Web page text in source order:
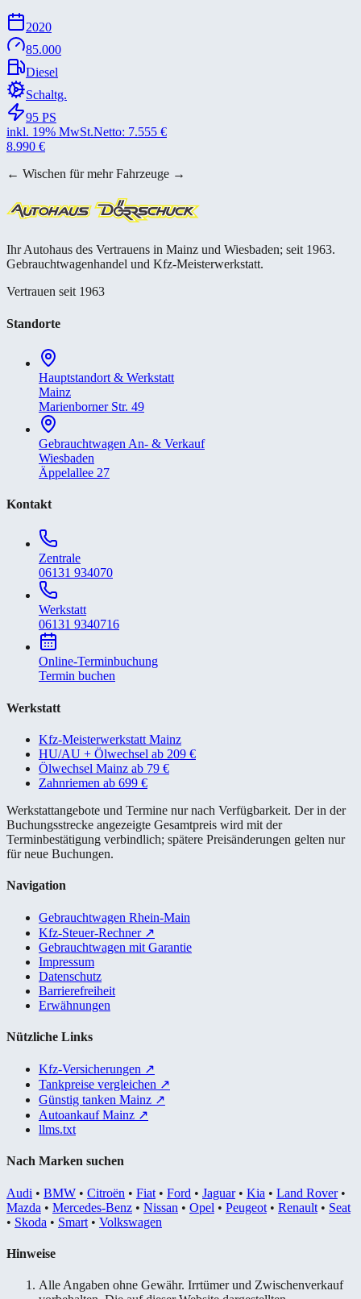
2020
85.000
Diesel
Schaltg.
95 PS
inkl. 19% MwSt.Netto: 7.555 €
8.990 €
← Wischen für mehr Fahrzeuge →
Ihr Autohaus des Vertrauens in Mainz und Wiesbaden; seit 1963.
Gebrauchtwagenhandel und Kfz-Meisterwerkstatt.
Vertrauen seit 1963
Standorte
Hauptstandort & Werkstatt
Mainz
Marienborner Str. 49
Gebrauchtwagen An- & Verkauf
Wiesbaden
Äppelallee 27
Kontakt
Zentrale
06131 934070
Werkstatt
06131 9340716
Online-Terminbuchung
Termin buchen
Werkstatt
Kfz-Meisterwerkstatt Mainz
HU/AU + Ölwechsel ab 209 €
Ölwechsel Mainz ab 79 €
Zahnriemen ab 699 €
Werkstattangebote und Termine nur nach Verfügbarkeit. Der in der
Buchungsstrecke angezeigte Gesamtpreis wird mit der
Terminbestätigung verbindlich; spätere Preisänderungen gelten nur
für neue Buchungen.
Navigation
Gebrauchtwagen Rhein-Main
Kfz-Steuer-Rechner ↗
Gebrauchtwagen mit Garantie
Impressum
Datenschutz
Barrierefreiheit
Erwähnungen
Nützliche Links
Kfz-Versicherungen ↗
Tankpreise vergleichen ↗
Günstig tanken Mainz ↗
Autoankauf Mainz ↗
llms.txt
Nach Marken suchen
Audi • BMW • Citroën • Fiat • Ford • Jaguar• Kia • Land Rover•
Mazda • Mercedes-Benz • Nissan • Opel • Peugeot • Renault • Seat
• Skoda • Smart • Volkswagen
Hinweise
Alle Angaben ohne Gewähr. Irrtümer und Zwischenverkauf